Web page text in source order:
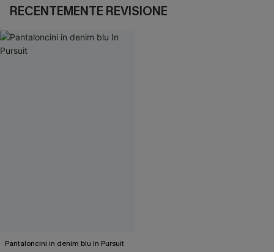
RECENTEMENTE REVISIONE
Pantaloncini in denim blu In Pursuit